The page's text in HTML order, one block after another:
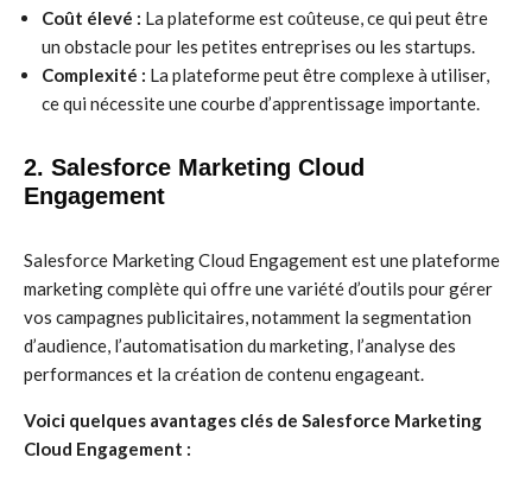
Coût élevé : La plateforme est coûteuse, ce qui peut être
un obstacle pour les petites entreprises ou les startups.
Complexité : La plateforme peut être complexe à utiliser,
ce qui nécessite une courbe d’apprentissage importante.
2. Salesforce Marketing Cloud
Engagement
Salesforce Marketing Cloud Engagement est une plateforme
marketing complète qui offre une variété d’outils pour gérer
vos campagnes publicitaires, notamment la segmentation
d’audience, l’automatisation du marketing, l’analyse des
performances et la création de contenu engageant.
Voici quelques avantages clés de Salesforce Marketing
Cloud Engagement :